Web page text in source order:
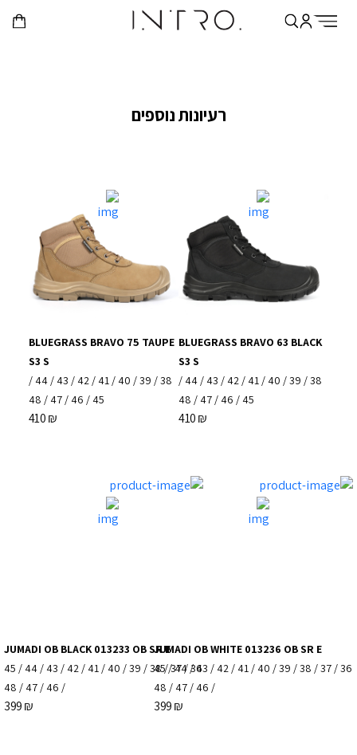
רעיונות נוספים
BLUEGRASS BRAVO 63 BLACK
S3 S
38
/
39
/
40
/
41
/
42
/
43
/
44
/
45
/
46
/
47
/
48
410₪
BLUEGRASS BRAVO 75 TAUPE
S3 S
38
/
39
/
40
/
41
/
42
/
43
/
44
/
45
/
46
/
47
/
48
410₪
JUMADI OB WHITE 013236 OB SR E
36
/
37
/
38
/
39
/
40
/
41
/
42
/
43
/
44
/
45
/
46
/
47
/
48
399₪
JUMADI OB BLACK 013233 OB SR E
36
/
37
/
38
/
39
/
40
/
41
/
42
/
43
/
44
/
45
/
46
/
47
/
48
399₪